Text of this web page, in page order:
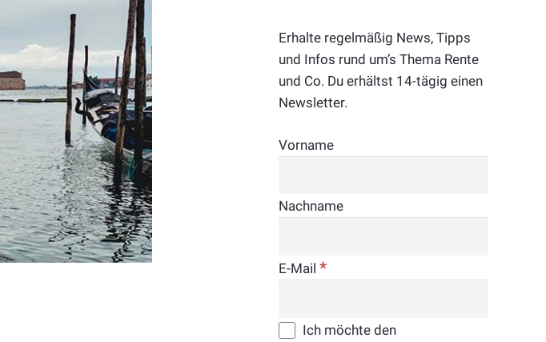
Erhalte regelmäßig News, Tipps
und Infos rund um’s Thema Rente
und Co. Du erhältst 14-tägig einen
Newsletter.
Vorname
Nachname
E-Mail*
Ich möchte den